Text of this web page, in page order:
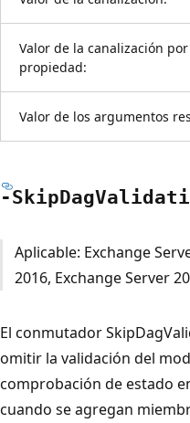
Valor de la canalización
propiedad:
Valor de los argumentos
-SkipDag
Aplicable: Exchange
2016, Exchange Server
El conmutador
omitir la validación del
comprobación de estado
cuando se agregan